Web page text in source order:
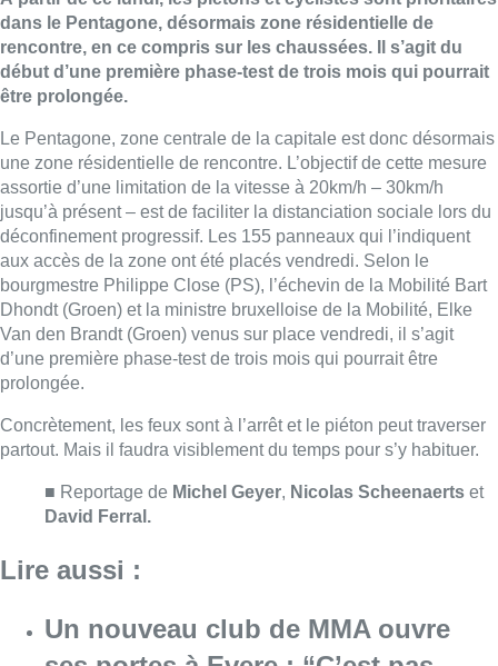
Dhondt (Groen) et la ministre bruxelloise de la Mobilité, Elke
Van den Brandt (Groen) venus sur place vendredi, il s’agit
d’une première phase-test de trois mois qui pourrait être
prolongée.
Concrètement, les feux sont à l’arrêt et le piéton peut traverser
partout. Mais il faudra visiblement du temps pour s’y habituer.
■ Reportage deMichel Geyer, Nicolas Scheenaerts
David Ferral.
Lire aussi :
Un nouveau club de MMA ouvre
ses portes à Evere : “C’est pas